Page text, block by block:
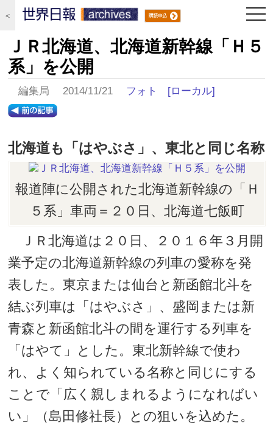
＜
ＪＲ北海道、北海道新幹線「Ｈ５
系」を公開
編集局 2014/11/21 フォト [ローカル]
北海道も「はやぶさ」、東北と同じ名称
報道陣に公開された北海道新幹線の「Ｈ
５系」車両＝２０日、北海道七飯町
ＪＲ北海道は２０日、２０１６年３月開
業予定の北海道新幹線の列車の愛称を発
表した。東京または仙台と新函館北斗を
結ぶ列車は「はやぶさ」、盛岡または新
青森と新函館北斗の間を運行する列車を
「はやて」とした。東北新幹線で使わ
れ、よく知られている名称と同じにする
ことで「広く親しまれるようになればい
い」（島田修社長）との狙いを込めた。